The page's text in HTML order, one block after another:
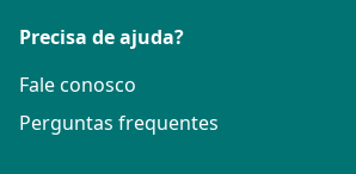
Precisa de ajuda?
Fale conosco
Perguntas frequentes